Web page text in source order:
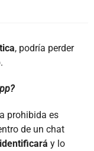
, podría perder
prohibida es
de un chat
y lo